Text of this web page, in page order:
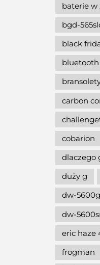
baterie w
bgd-
black
bluetooth
carbon
cobarion
dlaczego
duży g
dw-
dw-
eric haze
frogman